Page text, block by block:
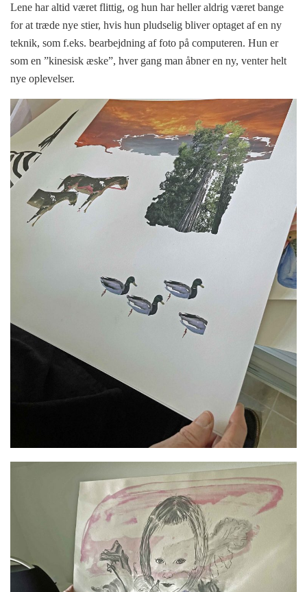
Lene har altid været flittig, og hun har heller aldrig været bange
for at træde nye stier, hvis hun pludselig bliver optaget af en ny
teknik, som f.eks. bearbejdning af foto på computeren. Hun er
som en ”kinesisk æske”, hver gang man åbner en ny, venter helt
nye oplevelser.